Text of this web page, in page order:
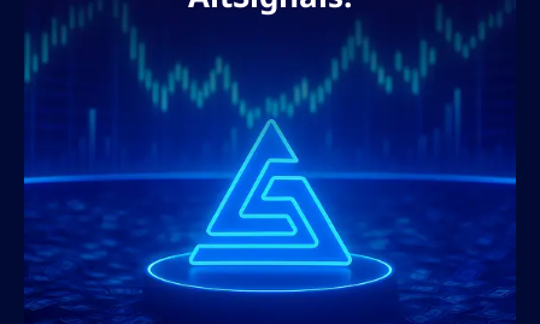
และครองอันดับการค้นหา แนวทางที่ขับเคลื่อน
ด้วยข้อมูลของเขาช่วยให้มั่นใจได้ว่าจะได้รับ
ROI สูงสุด การมีส่วนร่วมของผู้ใช้ และการสร้าง
ลีดสูงสุด ผ่านบล็อกที่ปรับแต่ง SEO หน้าแลนดิ้ง
เพจ และกลยุทธ์คอนเทนต์ที่เน้นการแปลงเป็น
ลูกค้า
ก่อนร่วมงานกับ AltSignals ในเดือนกุมภาพันธ์
2568 เนทเคยร่วมงานกับเว็บไซต์สื่อคริปโตชั้น
นำ ศูนย์การเรียนรู้ฟอเร็กซ์ และโปรเจกต์ Web3